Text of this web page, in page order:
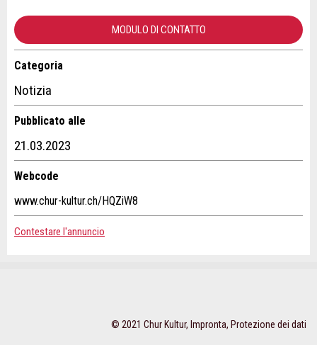
Nachricht
* Ingresso richiesto
CONSIGLIAMO L'ANNUNCIO
Chiudi
MODULO DI CONTATTO
Contatto
Scrivere un messaggio per tutte le persone da contattare per
Categoria
Notizia
Pubblicato alle
21.03.2023
Webcode
www.chur-kultur.ch/HQZiW8
Contestare l'annuncio
© 2021 Chur Kultur, Impronta, Protezione dei dati